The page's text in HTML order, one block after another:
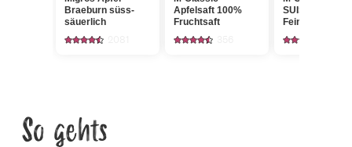
Braeburn süss-
säuerlich
Apfelsaft 100%
Fruchtsaft
SUISSE Cristal
Feinkristall-
So gehts